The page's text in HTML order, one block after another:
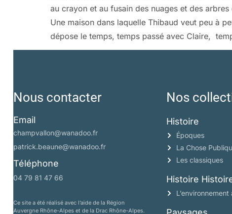
au crayon et au fusain des nuages et des
Une maison dans laquelle Thibaud veut peu à
dépose le temps, temps passé avec Claire,
Nous contacter
Email
champvallon@wanadoo.fr
patrick.beaune@wanadoo.fr
Téléphone
04 79 81 47 66
Ce site a été réalisé avec l’aide de la Région
Auvergne Rhône-Alpes et de la Drac Rhône-Alpes.
Nos
Histoire
Époques
La Chose
Les classiques
Histoire